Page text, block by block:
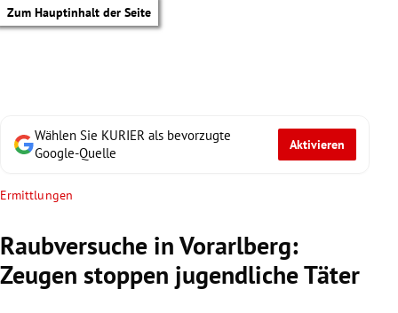
Zum Hauptinhalt der Seite
Wählen Sie KURIER als bevorzugte
Google-Quelle
Aktivieren
Ermittlungen
Raubversuche in Vorarlberg:
Zeugen stoppen jugendliche Täter